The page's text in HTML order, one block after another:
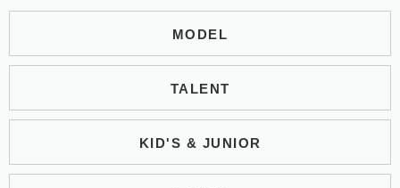
MODEL
TALENT
KID'S & JUNIOR